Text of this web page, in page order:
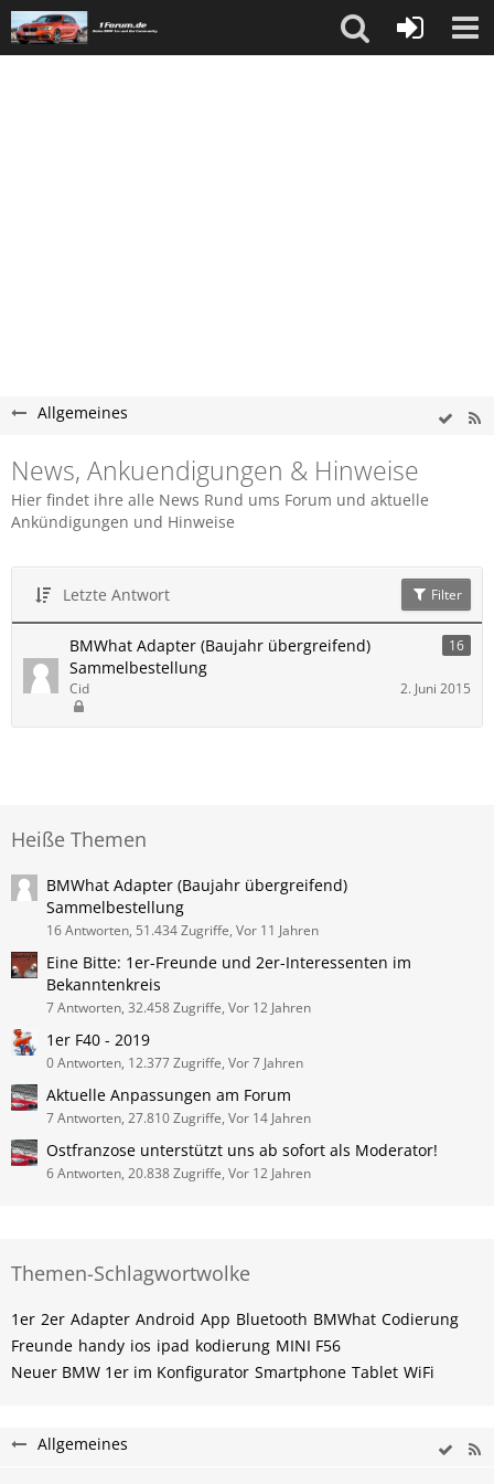
Allgemeines
News, Ankuendigungen & Hinweise
Hier findet ihre alle News Rund ums Forum und aktuelle
Ankündigungen und Hinweise
Letzte Antwort Filter
BMWhat Adapter (Baujahr übergreifend)
Sammelbestellung
16
Cid 2. Juni 2015
Heiße Themen
BMWhat Adapter (Baujahr übergreifend)
Sammelbestellung
16 Antworten, 51.434 Zugriffe, Vor 11 Jahren
Eine Bitte: 1er-Freunde und 2er-Interessenten im
Bekanntenkreis
7 Antworten, 32.458 Zugriffe, Vor 12 Jahren
1er F40 - 2019
0 Antworten, 12.377 Zugriffe, Vor 7 Jahren
Aktuelle Anpassungen am Forum
7 Antworten, 27.810 Zugriffe, Vor 14 Jahren
Ostfranzose unterstützt uns ab sofort als Moderator!
6 Antworten, 20.838 Zugriffe, Vor 12 Jahren
Themen-Schlagwortwolke
1er 2er Adapter Android App Bluetooth BMWhat Codierung
Freunde handy ios ipad kodierung MINI F56
Neuer BMW 1er im Konfigurator Smartphone Tablet WiFi
Allgemeines